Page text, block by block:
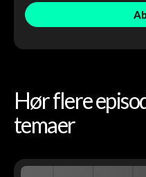
Hør flere
temaer